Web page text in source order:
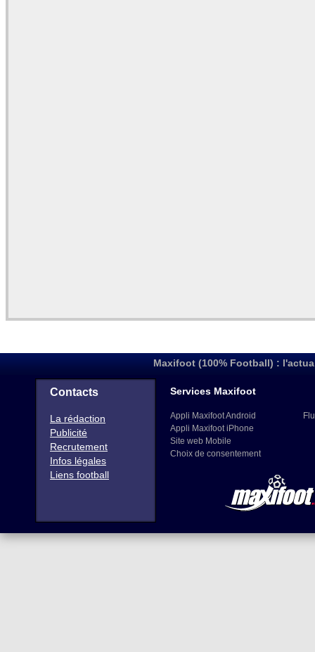
Maxifoot (100% Football) :
Contacts
La rédaction
Publicité
Recrutement
Infos légales
Liens football
Services Maxifoot
Appli Maxifoot Android
Appli Maxifoot iPhone
Site web Mobile
Choix de consentement